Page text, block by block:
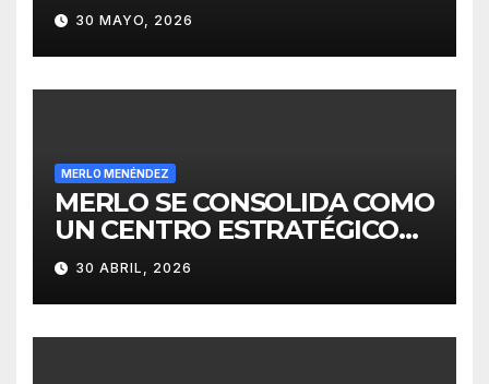
30 MAYO, 2026
MERLO MENÉNDEZ
MERLO SE CONSOLIDA COMO
UN CENTRO ESTRATÉGICO
PARA EL DESARROLLO DE
INVERSIONES
30 ABRIL, 2026